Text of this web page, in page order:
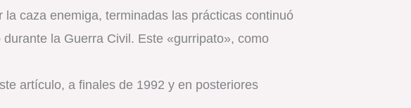
caza enemiga, terminadas las prácticas continuó
la Guerra Civil. Este «gurripato», como
artículo, a finales de 1992 y en posteriores